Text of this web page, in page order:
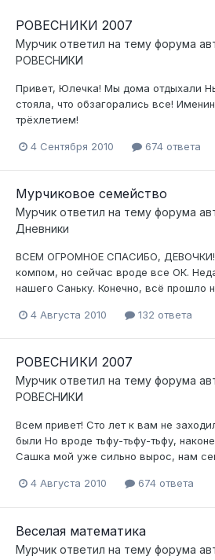
РОВЕСНИКИ 2007
Мурчик ответил на тему форума
РОВЕСНИКИ
Привет, Юлечка! Мы дома отдыхали
стояла, что обзагорались все!
трёхлетием!
4 Сентября 2010 674 ответа
Мурчиковое семейство
Мурчик ответил на тему форума
Дневники
ВСЕМ ОГРОМНОЕ СПАСИБО,
компом, но сейчас вроде все ОК.
нашего Саньку. Конечно, всё прошло
4 Августа 2010 132 ответа
РОВЕСНИКИ 2007
Мурчик ответил на тему форума
РОВЕСНИКИ
Всем привет! Сто лет к вам не
были Но вроде тьфу-тьфу-тьфу,
Сашка мой уже сильно вырос, нам
4 Августа 2010 674 ответа
Веселая математика
Мурчик ответил на тему форума